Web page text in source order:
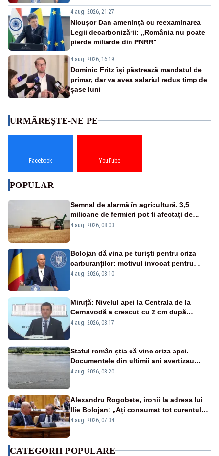
4 aug. 2026, 21:27
Nicușor Dan amenință cu reexaminarea
Legii decarbonizării: „România nu poate
pierde miliarde din PNRR”
4 aug. 2026, 16:19
Dominic Fritz își păstrează mandatul de
primar, dar va avea salariul redus timp de
șase luni
URMĂREȘTE-NE PE
Facebook YouTube
POPULAR
Semnal de alarmă în agricultură. 3,5
milioane de fermieri pot fi afectați de
strategia pentru conservarea
4 aug. 2026, 08:03
Bolojan dă vina pe turiști pentru criza
carburanților: motivul invocat pentru
scumpirile de la pompă
4 aug. 2026, 08:10
Miruță: Nivelul apei la Centrala de la
Cernavodă a crescut cu 2 cm după
intervenția de pe Brațul Bala
4 aug. 2026, 08:17
Statul român știa că vine criza apei.
Documentele din ultimii ani avertizau
asupra pericolului
4 aug. 2026, 08:20
Alexandru Rogobete, ironii la adresa lui
Ilie Bolojan: „Ați consumat tot curentul
urmărind șobolani imaginari”
4 aug. 2026, 07:34
CATEGORII POPULARE